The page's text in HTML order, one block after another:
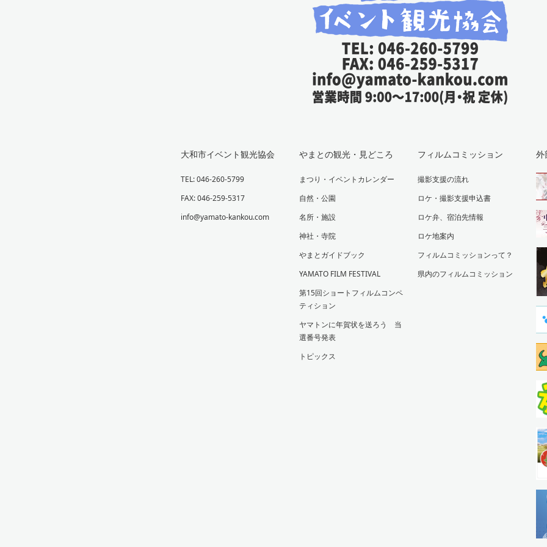
大和市イベント観光協会
TEL: 046-260-5799
FAX: 046-259-5317
info@yamato-kankou.com
やまとの観光・見どころ
まつり・イベントカレンダー
自然・公園
名所・施設
神社・寺院
やまとガイドブック
YAMATO FILM FESTIVAL
第15回ショートフィルムコンペ
ティション
ヤマトンに年賀状を送ろう 当
選番号発表
トピックス
フィルムコミッション
撮影支援の流れ
ロケ・撮影支援申込書
ロケ弁、宿泊先情報
ロケ地案内
フィルムコミッションって？
県内のフィルムコミッション
外